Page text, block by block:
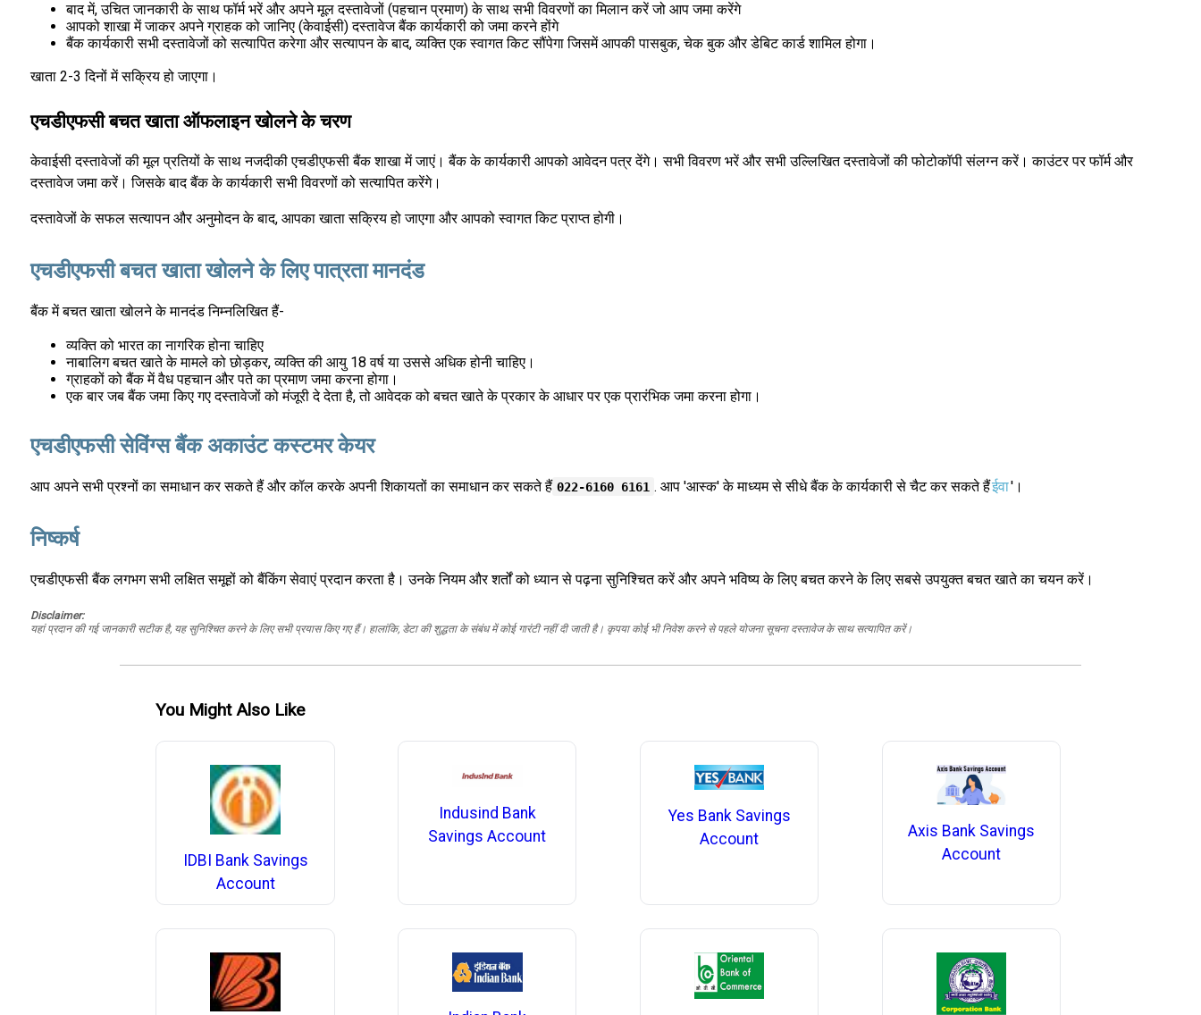
बाद में, उचित जानकारी के साथ फॉर्म भरें और अपने मूल दस्तावेजों (पहचान प्रमाण) के साथ सभी विवरणों का मिलान करें जो आप जमा करेंगे
आपको शाखा में जाकर अपने ग्राहक को जानिए (केवाईसी) दस्तावेज बैंक कार्यकारी को जमा करने होंगे
बैंक कार्यकारी सभी दस्तावेजों को सत्यापित करेगा और सत्यापन के बाद, व्यक्ति एक स्वागत किट सौंपेगा जिसमें आपकी पासबुक, चेक बुक और डेबिट कार्ड शामिल होगा।
खाता 2-3 दिनों में सक्रिय हो जाएगा।
एचडीएफसी बचत खाता ऑफलाइन खोलने के चरण
केवाईसी दस्तावेजों की मूल प्रतियों के साथ नजदीकी एचडीएफसी बैंक शाखा में जाएं। बैंक के कार्यकारी आपको आवेदन पत्र देंगे। सभी विवरण भरें और सभी उल्लिखित दस्तावेजों की फोटोकॉपी संलग्न करें। काउंटर पर फॉर्म और
दस्तावेज जमा करें। जिसके बाद बैंक के कार्यकारी सभी विवरणों को सत्यापित करेंगे।
दस्तावेजों के सफल सत्यापन और अनुमोदन के बाद, आपका खाता सक्रिय हो जाएगा और आपको स्वागत किट प्राप्त होगी।
एचडीएफसी बचत खाता खोलने के लिए पात्रता मानदंड
बैंक में बचत खाता खोलने के मानदंड निम्नलिखित हैं-
व्यक्ति को भारत का नागरिक होना चाहिए
नाबालिग बचत खाते के मामले को छोड़कर, व्यक्ति की आयु 18 वर्ष या उससे अधिक होनी चाहिए।
ग्राहकों को बैंक में वैध पहचान और पते का प्रमाण जमा करना होगा।
एक बार जब बैंक जमा किए गए दस्तावेजों को मंजूरी दे देता है, तो आवेदक को बचत खाते के प्रकार के आधार पर एक प्रारंभिक जमा करना होगा।
एचडीएफसी सेविंग्स बैंक अकाउंट कस्टमर केयर
आप अपने सभी प्रश्नों का समाधान कर सकते हैं और कॉल करके अपनी शिकायतों का समाधान कर सकते हैं 022-6160 6161 . आप 'आस्क' के माध्यम से सीधे बैंक के कार्यकारी से चैट कर सकते हैंईवा'।
निष्कर्ष
एचडीएफसी बैंक लगभग सभी लक्षित समूहों को बैंकिंग सेवाएं प्रदान करता है। उनके नियम और शर्तों को ध्यान से पढ़ना सुनिश्चित करें और अपने भविष्य के लिए बचत करने के लिए सबसे उपयुक्त बचत खाते का चयन करें।
Disclaimer:
यहां प्रदान की गई जानकारी सटीक है, यह सुनिश्चित करने के लिए सभी प्रयास किए गए हैं। हालांकि, डेटा की शुद्धता के संबंध में कोई गारंटी नहीं दी जाती है। कृपया कोई भी निवेश करने से पहले योजना सूचना दस्तावेज के साथ सत्यापित करें।
You Might Also Like
IDBI Bank Savings
Account
Indusind Bank
Savings Account
Yes Bank Savings
Account
Axis Bank Savings
Account